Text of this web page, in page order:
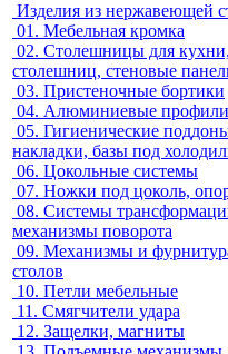
Изделия из нержавеющей
01. Мебельная кромка
02. Столешницы для
столешниц, стеновые
03. Пристеночные бортики
04. Алюминиевые профили
05. Гигиенические
накладки, базы под
06. Цокольные системы
07. Ножки под цоколь,
08. Системы
механизмы поворота
09. Механизмы и
столов
10. Петли мебельные
11. Смягчители удара
12. Защелки, магниты